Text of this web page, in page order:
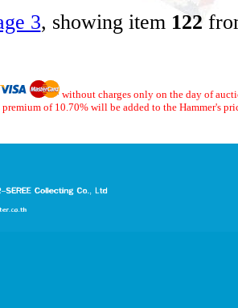
3, showing item 122
without charges only on the day of
premium of 10.70% will be added to the Hammer's